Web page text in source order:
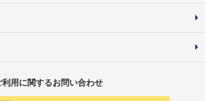
利用に関するお問い合わせ